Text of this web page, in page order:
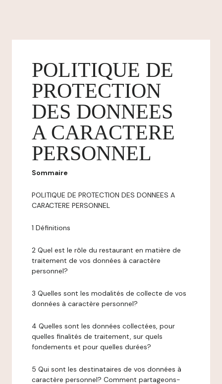
POLITIQUE DE
PROTECTION
DES DONNEES
A CARACTERE
PERSONNEL
Sommaire
POLITIQUE DE PROTECTION DES DONNEES A
CARACTERE PERSONNEL
1 Définitions
2 Quel est le rôle du restaurant en matière de
traitement de vos données à caractère
personnel?
3 Quelles sont les modalités de collecte de vos
données à caractère personnel?
4 Quelles sont les données collectées, pour
quelles finalités de traitement, sur quels
fondements et pour quelles durées?
5 Qui sont les destinataires de vos données à
caractère personnel? Comment partageons-